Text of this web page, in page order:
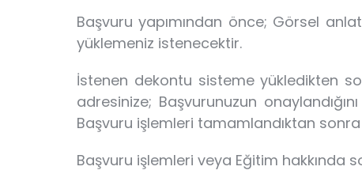
Başvuru yapımından önce; Görsel
yüklemeniz istenecektir.
İstenen dekontu sisteme yükledikten
adresinize; Başvurunuzun
Başvuru işlemleri tamamlandıktan
Başvuru işlemleri veya Eğitim hakkında